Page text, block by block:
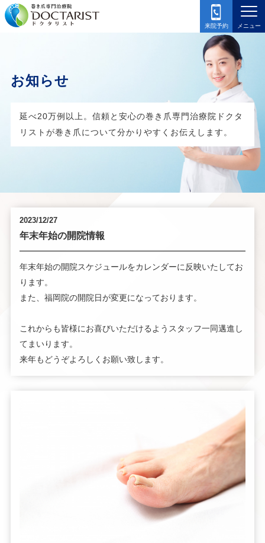
来院予約 メニュー
お知らせ
延べ20万例以上。信頼と安心の巻き爪専門治療院ドクタ
リストが巻き爪について分かりやすくお伝えします。
2023/12/27
年末年始の開院情報
年末年始の開院スケジュールをカレンダーに反映いたしてお
ります。
また、福岡院の開院日が変更になっております。
これからも皆様にお喜びいただけるようスタッフ一同邁進し
てまいります。
来年もどうぞよろしくお願い致します。